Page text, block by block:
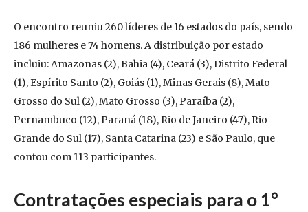
O encontro reuniu 260 líderes de 16 estados do país, sendo
186 mulheres e 74 homens. A distribuição por estado
incluiu: Amazonas (2), Bahia (4), Ceará (3), Distrito Federal
(1), Espírito Santo (2), Goiás (1), Minas Gerais (8), Mato
Grosso do Sul (2), Mato Grosso (3), Paraíba (2),
Pernambuco (12), Paraná (18), Rio de Janeiro (47), Rio
Grande do Sul (17), Santa Catarina (23) e São Paulo, que
contou com 113 participantes.
Contratações especiais para o 1°